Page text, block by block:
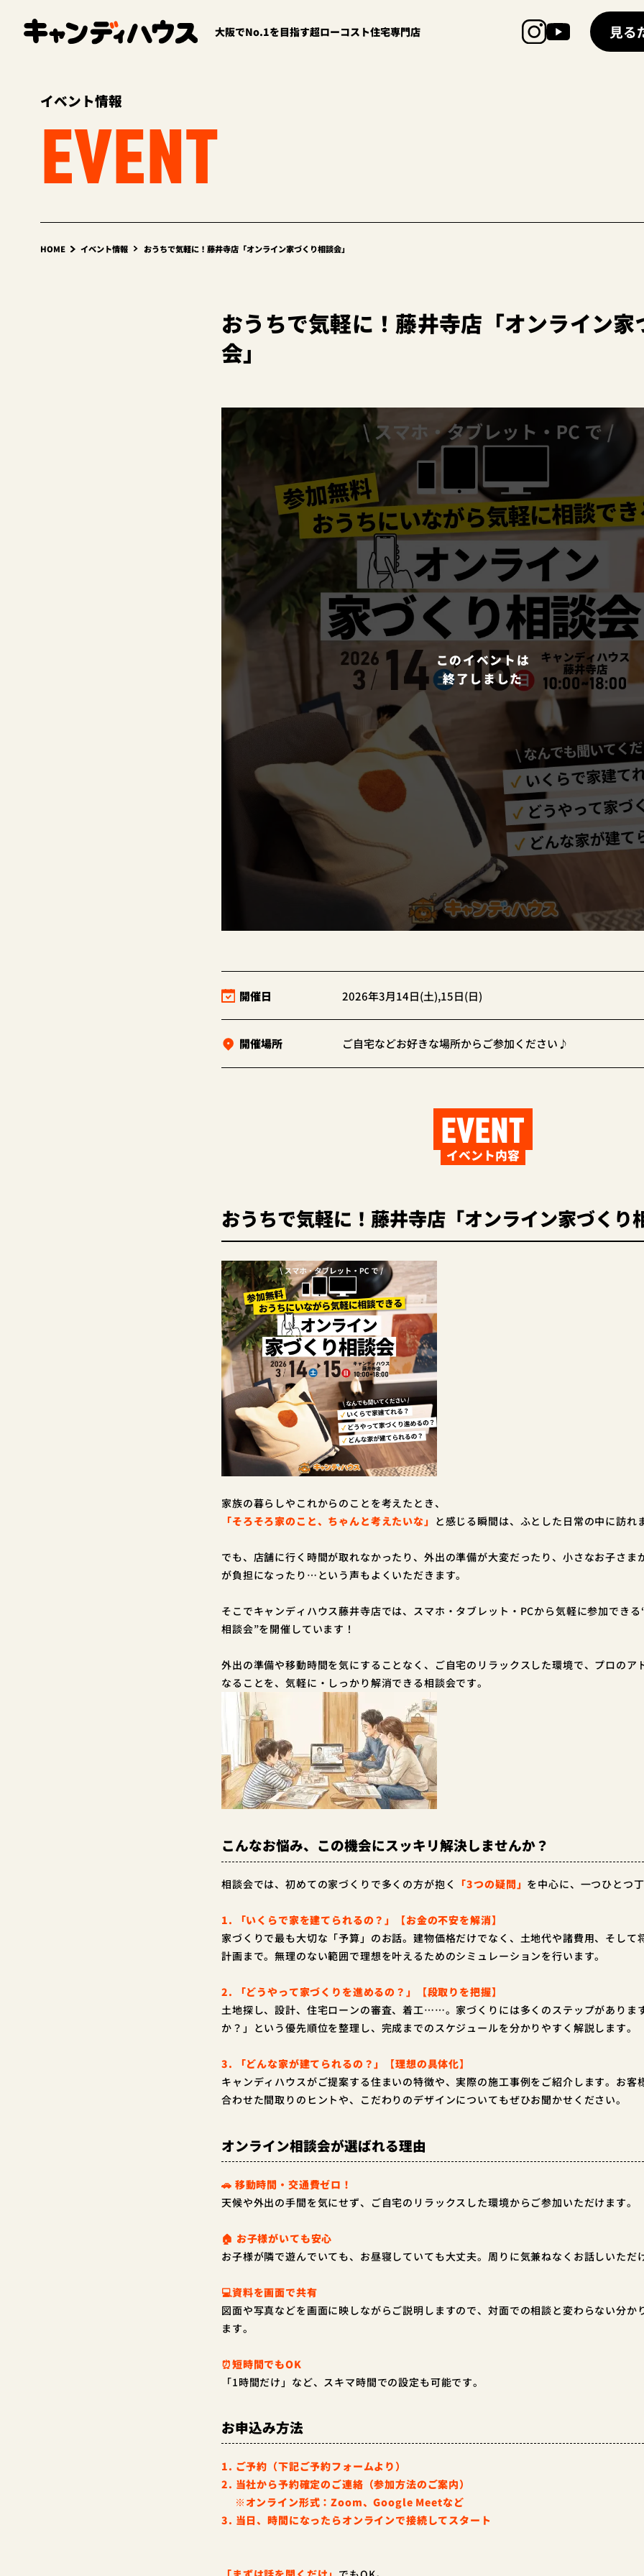
大阪でNo.1を目指す超ローコスト住宅専門店 見る
イベント情報
EVENT
HOME イベント情報 おうちで気軽に！藤井寺店「オンライン家づくり相談会」
おうちで気軽に！藤井寺店「オンライン家
会」
このイベントは
終了しました
開催日 2026年3月14日(土),15日(日)
開催場所 ご自宅などお好きな場所からご参加ください♪
EVENT
イベント内容
おうちで気軽に！藤井寺店「オンライン家づくり
家族の暮らしやこれからのことを考えたとき、
「そろそろ家のこと、ちゃんと考えたいな」 と感じる瞬間は、ふとした日常の中に訪れ
でも、店舗に行く時間が取れなかったり、外出の準備が大変だったり、小さなお子さま
が負担になったり…という声もよくいただきます。
そこでキャンディハウス藤井寺店では、 スマホ・タブレット・PCから気軽に参加でき
相談会”を開催しています！
外出の準備や移動時間を気にすることなく、ご自宅のリラックスした環境で、プロのア
なることを、気軽に・しっかり解消できる相談会です。
こんなお悩み、この機会にスッキリ解決しませんか？
相談会では、初めての家づくりで多くの方が抱く 「3つの疑問」 を中心に、一つひとつ
1. 「いくらで家を建てられるの？」【お金の不安を解消】
家づくりで最も大切な「予算」のお話。建物価格だけでなく、土地代や諸費用、そして
計画まで。無理のない範囲で理想を叶えるためのシミュレーションを行います。
2. 「どうやって家づくりを進めるの？」【段取りを把握】
土地探し、設計、住宅ローンの審査、着工……。家づくりには多くのステップがありま
か？」という優先順位を整理し、完成までのスケジュールを分かりやすく解説します。
3. 「どんな家が建てられるの？」【理想の具体化】
キャンディハウスがご提案する住まいの特徴や、実際の施工事例をご紹介します。お客
合わせた間取りのヒントや、こだわりのデザインについてもぜひお聞かせください。
オンライン相談会が選ばれる理由
🚗 移動時間・交通費ゼロ！
天候や外出の手間を気にせず、ご自宅のリラックスした環境からご参加いただけます。
🏠 お子様がいても安心
お子様が隣で遊んでいても、お昼寝していても大丈夫。周りに気兼ねなくお話しいただ
💻資料を画面で共有
図面や写真などを画面に映しながらご説明しますので、対面での相談と変わらない分か
ます。
⏰短時間でもOK
「1時間だけ」など、スキマ時間での設定も可能です。
お申込み方法
1. ご予約（下記ご予約フォームより）
2. 当社から予約確定のご連絡（参加方法のご案内）
※オンライン形式：Zoom、Google Meetなど
3. 当日、時間になったらオンラインで接続してスタート